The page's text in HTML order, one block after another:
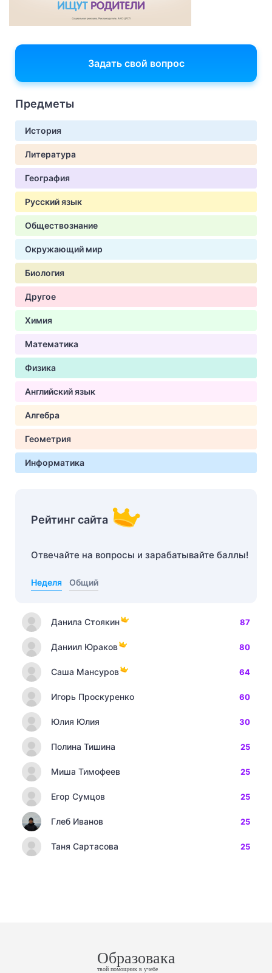
Задать свой вопрос
Предметы
История
Литература
География
Русский язык
Обществознание
Окружающий мир
Биология
Другое
Химия
Математика
Физика
Английский язык
Алгебра
Геометрия
Информатика
Рейтинг сайта
Отвечайте на вопросы и зарабатывайте баллы!
Неделя Общий
Данила Стоякин 87
Даниил Юраков 80
Саша Мансуров 64
Игорь Проскуренко 60
Юлия Юлия 30
Полина Тишина 25
Миша Тимофеев 25
Егор Сумцов 25
Глеб Иванов 25
Таня Сартасова 25
Образовака
твой помощник в учебе